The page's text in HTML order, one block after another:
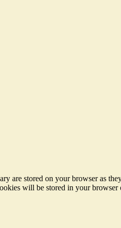
are stored on your browser as
will be stored in your